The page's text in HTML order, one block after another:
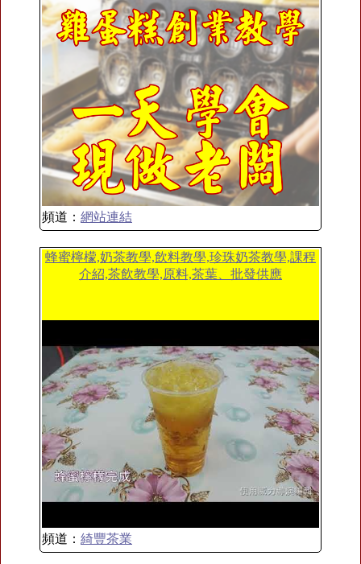
頻道： 網站連結
蜂蜜檸檬,奶茶教學,飲料教學,珍珠奶茶教學,課程
介紹,茶飲教學,原料,茶葉、批發供應
頻道： 綺豐茶業